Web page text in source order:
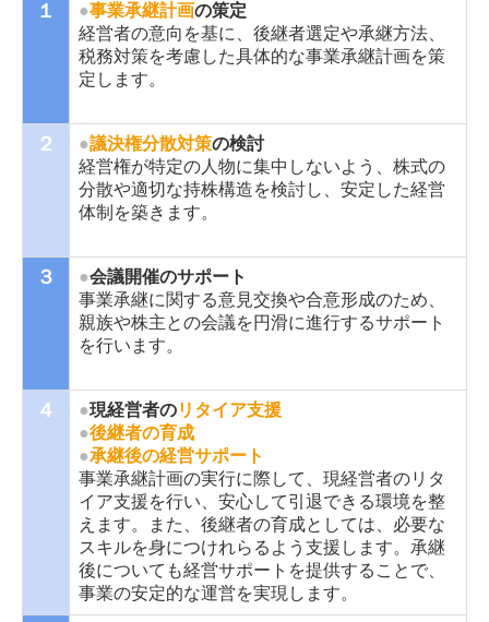
１ ●事業承継計画の策定
経営者の意向を基に、後継者選定や承継方法、
税務対策を考慮した具体的な事業承継計画を策
定します。
２ ●議決権分散対策の検討
経営権が特定の人物に集中しないよう、株式の
分散や適切な持株構造を検討し、安定した経営
体制を築きます。
３ ●会議開催のサポート
事業承継に関する意見交換や合意形成のため、
親族や株主との会議を円滑に進行するサポート
を行います。
４ ●現経営者のリタイア支援
●後継者の育成
●承継後の経営サポート
事業承継計画の実行に際して、現経営者のリタ
イア支援を行い、安心して引退できる環境を整
えます。また、後継者の育成としては、必要な
スキルを身につけれらるよう支援します。承継
後についても経営サポートを提供することで、
事業の安定的な運営を実現します。